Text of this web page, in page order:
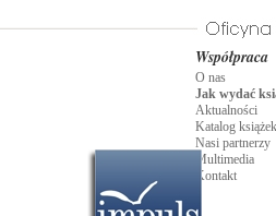
Współpraca
O nas
Jak wydać
Aktualności
Katalog książek
Nasi partnerzy
Multimedia
Kontakt